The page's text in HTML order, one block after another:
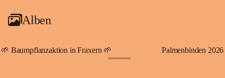
An Samstagen, Sonn- und Feiertagen können Sie bequem
persönlichen Linienbus zur gewünschten Zeit zu Ihrer
Haltestelle bestellen. Sowohl von Weiler kommend nach
Alben
🌱 Baumpflanzaktion in Fraxern 🌱 Palmenbinden 2026